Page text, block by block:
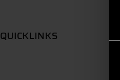
QUICKLINKS